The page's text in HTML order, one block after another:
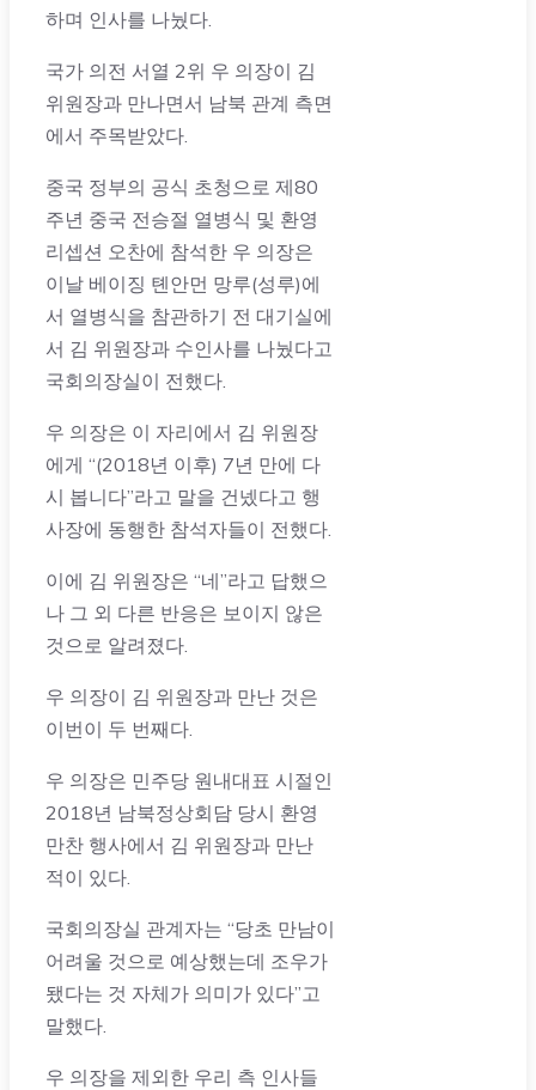
하며 인사를 나눴다.
국가 의전 서열 2위 우 의장이 김
위원장과 만나면서 남북 관계 측면
에서 주목받았다.
중국 정부의 공식 초청으로 제80
주년 중국 전승절 열병식 및 환영
리셉션 오찬에 참석한 우 의장은
이날 베이징 톈안먼 망루(성루)에
서 열병식을 참관하기 전 대기실에
서 김 위원장과 수인사를 나눴다고
국회의장실이 전했다.
우 의장은 이 자리에서 김 위원장
에게 “(2018년 이후) 7년 만에 다
시 봅니다”라고 말을 건넸다고 행
사장에 동행한 참석자들이 전했다.
이에 김 위원장은 “네”라고 답했으
나 그 외 다른 반응은 보이지 않은
것으로 알려졌다.
우 의장이 김 위원장과 만난 것은
이번이 두 번째다.
우 의장은 민주당 원내대표 시절인
2018년 남북정상회담 당시 환영
만찬 행사에서 김 위원장과 만난
적이 있다.
국회의장실 관계자는 “당초 만남이
어려울 것으로 예상했는데 조우가
됐다는 것 자체가 의미가 있다”고
말했다.
우 의장을 제외한 우리 측 인사들